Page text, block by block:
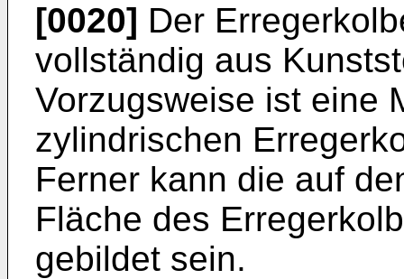
[0020] Der
vollständig aus
Vorzugsweise ist eine
zylindrischen
Ferner kann die auf
Fläche des
gebildet sein.